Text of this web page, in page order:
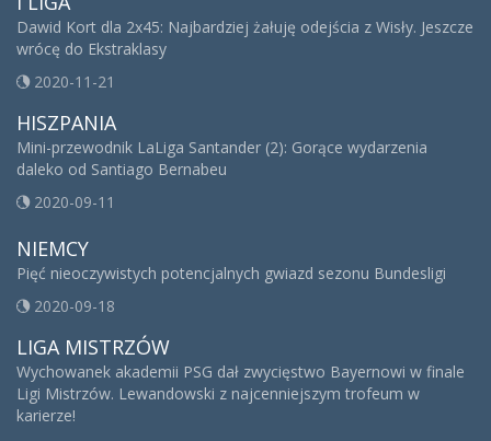
Dawid Kort dla 2x45: Najbardziej żałuję odejścia z Wisły. Jeszcze
wrócę do Ekstraklasy
2020-11-21
HISZPANIA
Mini-przewodnik LaLiga Santander (2): Gorące wydarzenia
daleko od Santiago Bernabeu
2020-09-11
NIEMCY
Pięć nieoczywistych potencjalnych gwiazd sezonu Bundesligi
2020-09-18
LIGA MISTRZÓW
Wychowanek akademii PSG dał zwycięstwo Bayernowi w finale
Ligi Mistrzów. Lewandowski z najcenniejszym trofeum w
karierze!